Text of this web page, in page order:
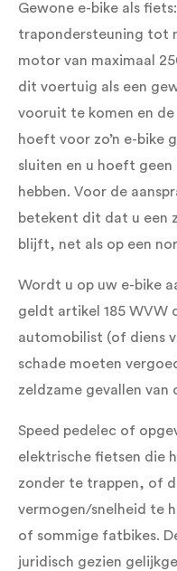
Gewone e-bike als
trapondersteuning tot
motor van maximaal
dit voertuig als een
vooruit te komen en
hoeft voor zo’n e-bike
sluiten en u hoeft
hebben. Voor de
betekent dit dat u een
blijft, net als op een
Wordt u op uw e-bike
geldt artikel 185 WVW
automobilist (of diens
schade moeten
zeldzame gevallen van
Speed pedelec of
elektrische fietsen die
zonder te trappen, of
vermogen/snelheid te
of sommige fatbikes.
juridisch gezien